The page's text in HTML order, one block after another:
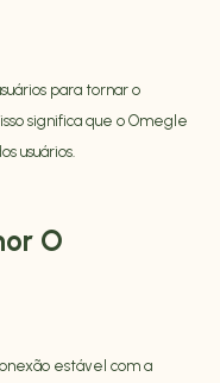
para tornar o
significa que o Omegle
usuários.
O
estável com a